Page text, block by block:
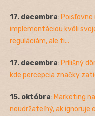
17. decembra: Poisťovne
implementáciou kvôli
reguláciám, ale ti...
17. decembra: Prílišný
kde percepcia značky
15. októbra: Marketing
neudržateľný, ak ignoruje